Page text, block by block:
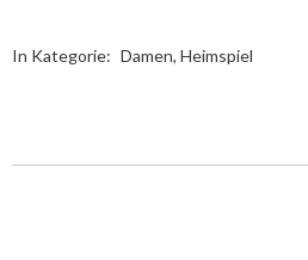
In Kategorie: Damen, Heimspiel